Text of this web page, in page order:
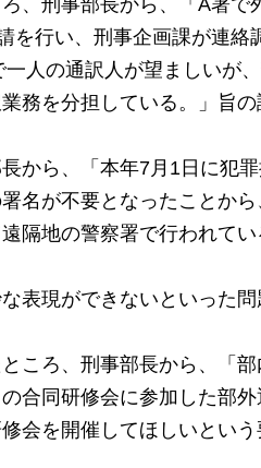
を行い、刑事企画課が連絡
人の通訳人が望ましいが
務を分担している。」旨の
から、「本年7月1日に犯
名が不要となったことから
隔地の警察署で行われてい
表現ができないといった問
ころ、刑事部長から、「部
合同研修会に参加した部外
会を開催してほしいという